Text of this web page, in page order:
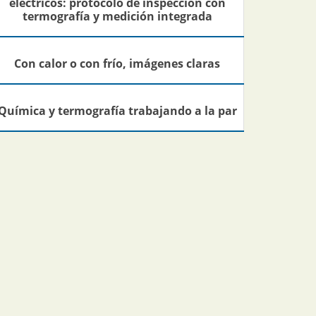
termografía y medición integrada
Con calor o con frío, imágenes claras
y termografía trabajando a la par